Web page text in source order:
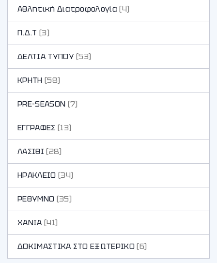
Αθλητική Διατροφολογία (4)
Π.Δ.Τ (3)
ΔΕΛΤΙΑ ΤΥΠΟΥ (53)
ΚΡΗΤΗ (58)
PRE-SEASON (7)
ΕΓΓΡΑΦΕΣ (13)
ΛΑΣΙΘΙ (28)
ΗΡΑΚΛΕΙΟ (34)
ΡΕΘΥΜΝΟ (35)
ΧΑΝΙA (41)
ΔΟΚΙΜΑΣΤΙΚΑ ΣΤΟ ΕΞΩΤΕΡΙΚΟ(6)